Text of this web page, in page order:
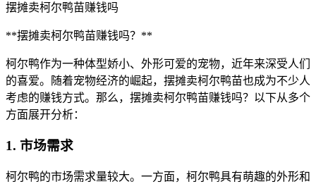
摆摊卖柯尔鸭苗赚钱吗
**摆摊卖柯尔鸭苗赚钱吗？**
柯尔鸭作为一种体型娇小、外形可爱的宠物，近年来深受人们
的喜爱。随着宠物经济的崛起，摆摊卖柯尔鸭苗也成为不少人
考虑的赚钱方式。那么，摆摊卖柯尔鸭苗赚钱吗？以下从多个
方面展开分析：
1. 市场需求
柯尔鸭的市场需求量较大。一方面，柯尔鸭具有萌趣的外形和